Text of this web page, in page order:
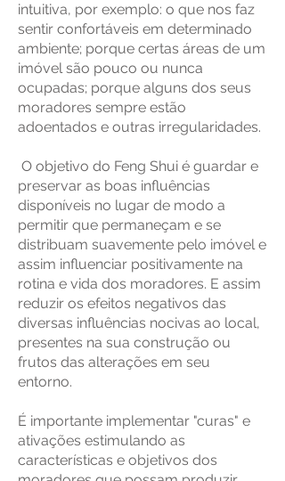
intuitiva, por exemplo: o que nos faz
sentir confortáveis em determinado
ambiente; porque certas áreas de um
imóvel são pouco ou nunca
ocupadas; porque alguns dos seus
moradores sempre estão
adoentados e outras irregularidades.
O objetivo do Feng Shui é guardar e
preservar as boas influências
disponíveis no lugar de modo a
permitir que permaneçam e se
distribuam suavemente pelo imóvel e
assim influenciar positivamente na
rotina e vida dos moradores. E assim
reduzir os efeitos negativos das
diversas influências nocivas ao local,
presentes na sua construção ou
frutos das alterações em seu
entorno.
É importante implementar "curas" e
ativações estimulando as
características e objetivos dos